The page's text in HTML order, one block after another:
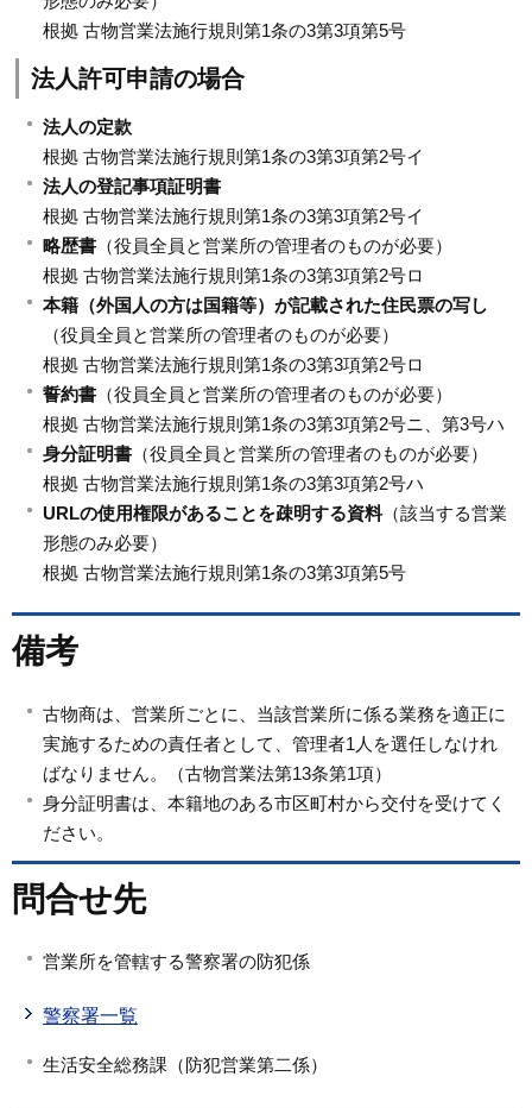
根拠 古物営業法施行規則第1条の3第3項第5号
法人許可申請の場合
法人の定款
根拠 古物営業法施行規則第1条の3第3項第2号イ
法人の登記事項証明書
根拠 古物営業法施行規則第1条の3第3項第2号イ
略歴書 （役員全員と営業所の管理者のものが必要）
根拠 古物営業法施行規則第1条の3第3項第2号ロ
本籍（外国人の方は国籍等）が記載された住民票の写し
（役員全員と営業所の管理者のものが必要）
根拠 古物営業法施行規則第1条の3第3項第2号ロ
誓約書 （役員全員と営業所の管理者のものが必要）
根拠 古物営業法施行規則第1条の3第3項第2号ニ、第3号ハ
身分証明書 （役員全員と営業所の管理者のものが必要）
根拠 古物営業法施行規則第1条の3第3項第2号ハ
URLの使用権限があることを疎明する資料（該当する営業
形態のみ必要）
根拠 古物営業法施行規則第1条の3第3項第5号
備考
古物商は、営業所ごとに、当該営業所に係る業務を適正に
実施するための責任者として、管理者1人を選任しなけれ
ばなりません。（古物営業法第13条第1項）
身分証明書は、本籍地のある市区町村から交付を受けてく
ださい。
問合せ先
営業所を管轄する警察署の防犯係
警察署一覧
生活安全総務課（防犯営業第二係）